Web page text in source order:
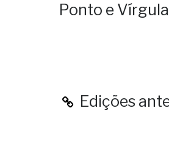
Ponto e
Edições